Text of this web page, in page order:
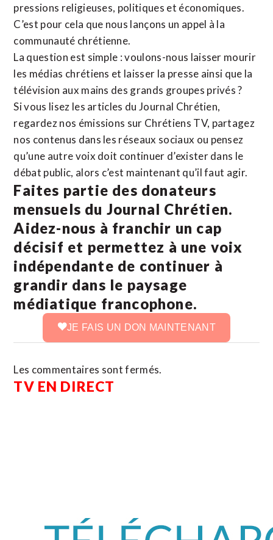
pressions religieuses, politiques et économiques.
C’est pour cela que nous lançons un appel à la
communauté chrétienne.
La question est simple : voulons-nous laisser mourir
les médias chrétiens et laisser la presse ainsi que la
télévision aux mains des grands groupes privés ?
Si vous lisez les articles du Journal Chrétien,
regardez nos émissions sur Chrétiens TV, partagez
nos contenus dans les réseaux sociaux ou pensez
qu’une autre voix doit continuer d’exister dans le
débat public, alors c’est maintenant qu’il faut agir.
Faites partie des donateurs
mensuels du Journal Chrétien.
Aidez-nous à franchir un cap
décisif et permettez à une voix
indépendante de continuer à
grandir dans le paysage
médiatique francophone.
JE FAIS UN DON MAINTENANT
Les commentaires sont fermés.
TV EN DIRECT